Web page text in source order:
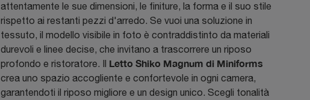
attentamente le sue dimensioni, le finiture, la forma e il suo stile
rispetto ai restanti pezzi d'arredo. Se vuoi una soluzione in
tessuto, il modello visibile in foto è contraddistinto da materiali
durevoli e linee decise, che invitano a trascorrere un riposo
profondo e ristoratore. Il Letto Shiko Magnum di Miniforms
crea uno spazio accogliente e confortevole in ogni camera,
garantendoti il riposo migliore e un design unico. Scegli tonalità